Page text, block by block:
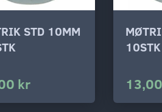
STD 10MM
kr
10STK